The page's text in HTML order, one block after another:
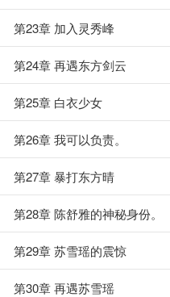
第23章 加入灵秀峰
第24章 再遇东方剑云
第25章 白衣少女
第26章 我可以负责。
第27章 暴打东方晴
第28章 陈舒雅的神秘身份。
第29章 苏雪瑶的震惊
第30章 再遇苏雪瑶